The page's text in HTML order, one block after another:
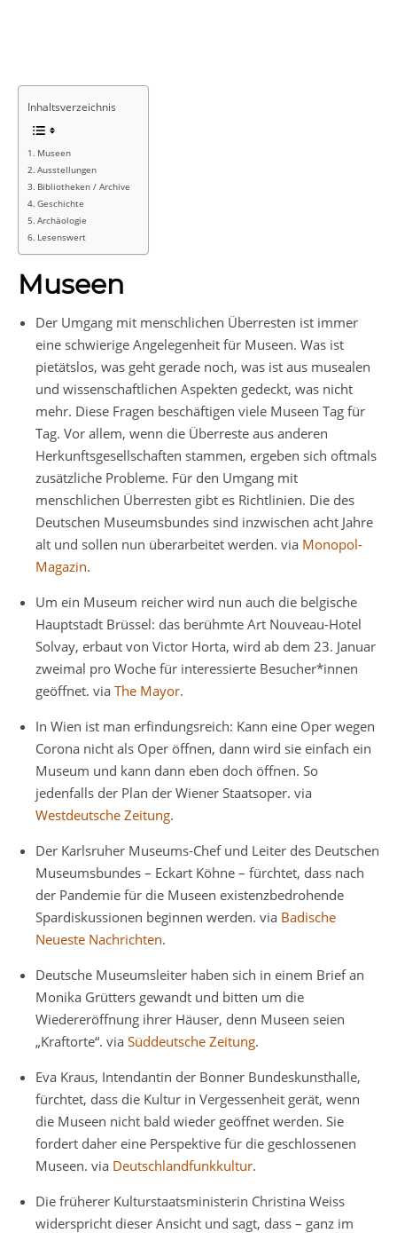
Inhaltsverzeichnis
Museen
Ausstellungen
Bibliotheken / Archive
Geschichte
Archäologie
Lesenswert
Museen
Der Umgang mit menschlichen Überresten ist immer
eine schwierige Angelegenheit für Museen. Was ist
pietätslos, was geht gerade noch, was ist aus musealen
und wissenschaftlichen Aspekten gedeckt, was nicht
mehr. Diese Fragen beschäftigen viele Museen Tag für
Tag. Vor allem, wenn die Überreste aus anderen
Herkunftsgesellschaften stammen, ergeben sich oftmals
zusätzliche Probleme. Für den Umgang mit
menschlichen Überresten gibt es Richtlinien. Die des
Deutschen Museumsbundes sind inzwischen acht Jahre
alt und sollen nun überarbeitet werden. via Monopol-
Magazin.
Um ein Museum reicher wird nun auch die belgische
Hauptstadt Brüssel: das berühmte Art Nouveau-Hotel
Solvay, erbaut von Victor Horta, wird ab dem 23. Januar
zweimal pro Woche für interessierte Besucher*innen
geöffnet. via The Mayor.
In Wien ist man erfindungsreich: Kann eine Oper wegen
Corona nicht als Oper öffnen, dann wird sie einfach ein
Museum und kann dann eben doch öffnen. So
jedenfalls der Plan der Wiener Staatsoper. via
Westdeutsche Zeitung.
Der Karlsruher Museums-Chef und Leiter des Deutschen
Museumsbundes – Eckart Köhne – fürchtet, dass nach
der Pandemie für die Museen existenzbedrohende
Spardiskussionen beginnen werden. via Badische
Neueste Nachrichten.
Deutsche Museumsleiter haben sich in einem Brief an
Monika Grütters gewandt und bitten um die
Wiedereröffnung ihrer Häuser, denn Museen seien
„Kraftorte“. via Süddeutsche Zeitung.
Eva Kraus, Intendantin der Bonner Bundeskunsthalle,
fürchtet, dass die Kultur in Vergessenheit gerät, wenn
die Museen nicht bald wieder geöffnet werden. Sie
fordert daher eine Perspektive für die geschlossenen
Museen. via Deutschlandfunkkultur.
Die früherer Kulturstaatsministerin Christina Weiss
widerspricht dieser Ansicht und sagt, dass – ganz im